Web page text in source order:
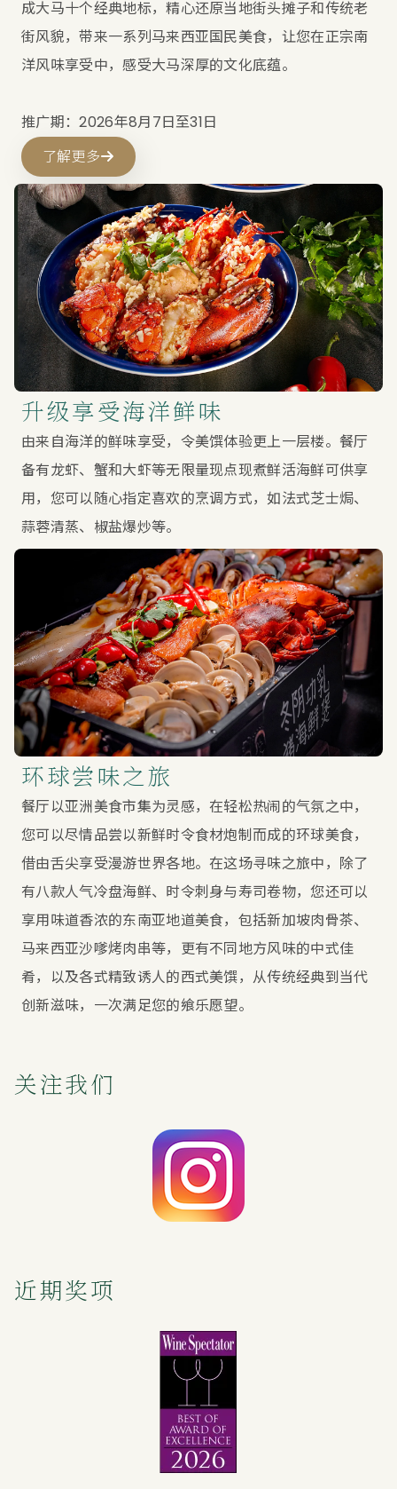
成大马十个经典地标，精心还原当地街头摊子和传统老
街风貌，带来一系列马来西亚国民美食，让您在正宗南
洋风味享受中，感受大马深厚的文化底蕴。
推广期：2026年8月7日至31日
了解更多
升级享受海洋鲜味
由来自海洋的鲜味享受，令美馔体验更上一层楼。餐厅
备有龙虾、蟹和大虾等无限量现点现煮鲜活海鲜可供享
用，您可以随心指定喜欢的烹调方式，如法式芝士焗、
蒜蓉清蒸、椒盐爆炒等。
环球尝味之旅
餐厅以亚洲美食市集为灵感，在轻松热闹的气氛之中，
您可以尽情品尝以新鲜时令食材炮制而成的环球美食，
借由舌尖享受漫游世界各地。在这场寻味之旅中，除了
有八款人气冷盘海鲜、时令刺身与寿司卷物，您还可以
享用味道香浓的东南亚地道美食，包括新加坡肉骨茶、
马来西亚沙嗲烤肉串等，更有不同地方风味的中式佳
肴，以及各式精致诱人的西式美馔，从传统经典到当代
创新滋味，一次满足您的飨乐愿望。
关注我们
近期奖项